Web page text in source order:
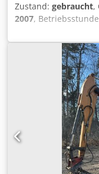
Zustand: gebraucht,
2007,
345kW- AH-6WG1X
Bodenplatten
(Hammer/Greifer
Schnellwechsler:
Tieflöffel – 4,55m³
Transportbreite
Arbeitsbreite
Maschine wurde in
repariert Bericht auf
Alle Öle und Filter,
Deutschland März
Einspritzdüsen